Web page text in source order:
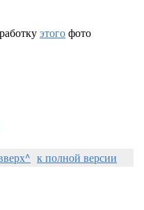
этогофото
к полной версии